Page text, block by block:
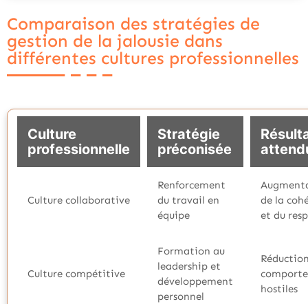
Comparaison des stratégies de
gestion de la jalousie dans
différentes cultures professionnelles
Culture
professionnelle
Stratégie
préconisée
Culture collaborative
Renforcement
du travail en
équipe
de la
et du
Culture compétitive
Formation au
leadership et
développement
personnel
hostiles